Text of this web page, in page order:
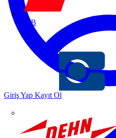
ABB
Giriş Yap Kayıt Ol